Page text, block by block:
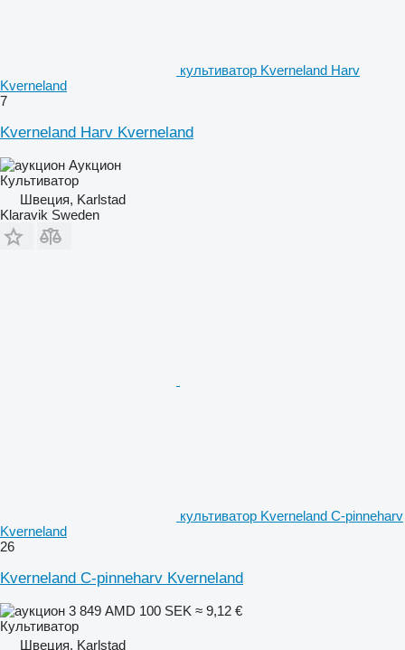
культиватор Kverneland Harv
Kverneland
7
Kverneland Harv Kverneland
Аукцион
Культиватор
Швеция, Karlstad
Klaravik Sweden
культиватор Kverneland C-pinneharv
Kverneland
26
Kverneland C-pinneharv Kverneland
3 849 AMD 100 SEK ≈ 9,12 €
Культиватор
Швеция, Karlstad